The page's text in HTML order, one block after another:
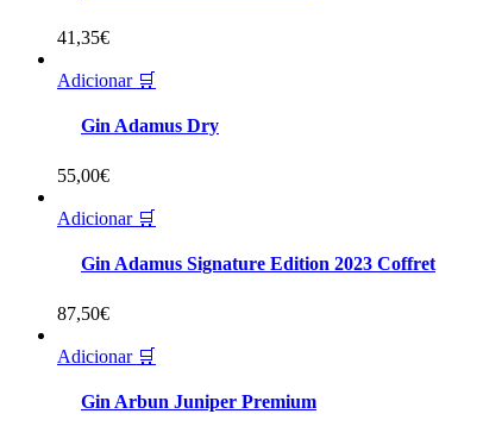
41,35€
Adicionar 🛒
Gin Adamus Dry
55,00€
Adicionar 🛒
Gin Adamus Signature Edition 2023 Coffret
87,50€
Adicionar 🛒
Gin Arbun Juniper Premium